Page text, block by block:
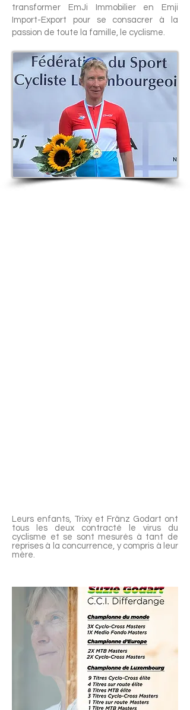
transformer EmJi Immobilier en Emji
Import-Export pour se consacrer à la
passion de toute la famille, le cyclisme.
Leurs enfants, Trixy et Fränz Godart ont
tous les deux contracté le virus du
cyclisme et se sont mesurés à tant de
reprises à la concurrence, y compris à leur
mère.